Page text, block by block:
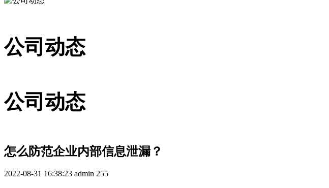
公司动态
公司动态
怎么防范企业内部信息泄漏？
2022-08-31 16:38:23 admin 255